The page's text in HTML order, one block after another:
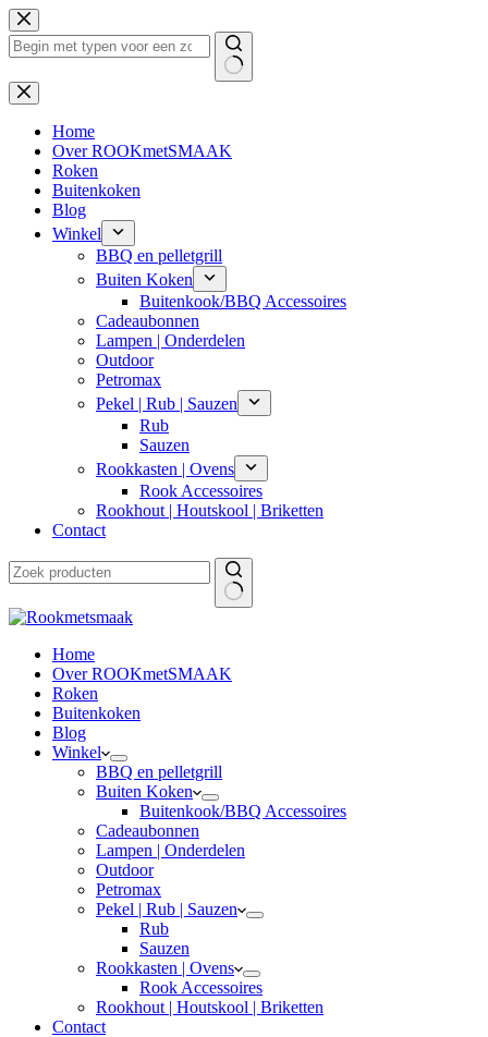
Ga
naar
de
Geen
resultaten
Home
Over ROOKmetSMAAK
Roken
Buitenkoken
Blog
Winkel
BBQ en pelletgrill
Buiten Koken
Buitenkook/BBQ Accessoires
Cadeaubonnen
Lampen | Onderdelen
Outdoor
Petromax
Pekel | Rub | Sauzen
Rub
Sauzen
Rookkasten | Ovens
Rook Accessoires
Rookhout | Houtskool | Briketten
Contact
Home
Over ROOKmetSMAAK
Roken
Buitenkoken
Blog
Winkel
BBQ en pelletgrill
Buiten Koken
Buitenkook/BBQ Accessoires
Cadeaubonnen
Lampen | Onderdelen
Outdoor
Petromax
Pekel | Rub | Sauzen
Rub
Sauzen
Rookkasten | Ovens
Rook Accessoires
Rookhout | Houtskool | Briketten
Contact